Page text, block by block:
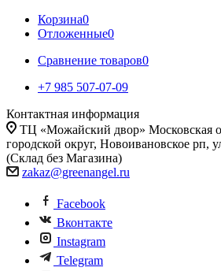
Корзина0
Отложенные0
Сравнение товаров0
+7 985 507-07-09
Контактная информация
ТЦ «Можайский двор» Московская
городской округ, Новоивановское рп,
(Склад без Магазина)
zakaz@greenangel.ru
Facebook
Вконтакте
Instagram
Telegram